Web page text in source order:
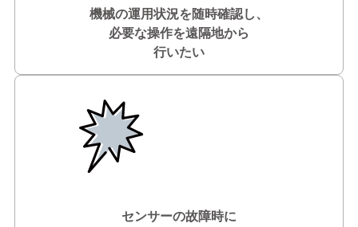
機械の運用状況を随時確認し、
必要な操作を遠隔地から
行いたい
センサーの故障時に